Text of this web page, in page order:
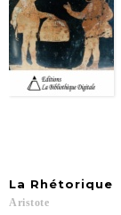
La Rhétorique
Aristote